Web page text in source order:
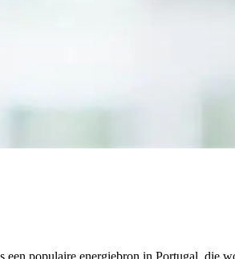
een populaire energiebron in Portugal, die